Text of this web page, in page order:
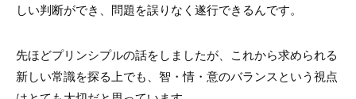
しい判断ができ、問題を誤りなく遂行できるんです。
先ほどプリンシプルの話をしましたが、これから求められる
新しい常識を探る上でも、智・情・意のバランスという視点